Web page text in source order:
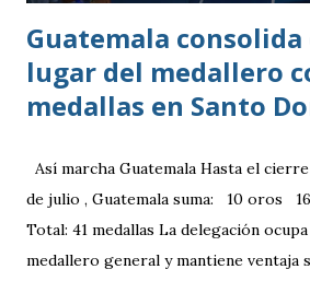
Guatemala
lugar del medallero
medallas en Santo
Así marcha Guatemala Hasta el
de julio , Guatemala suma: 10 oros
Total: 41 medallas La delegación
medallero general y mantiene ventaja